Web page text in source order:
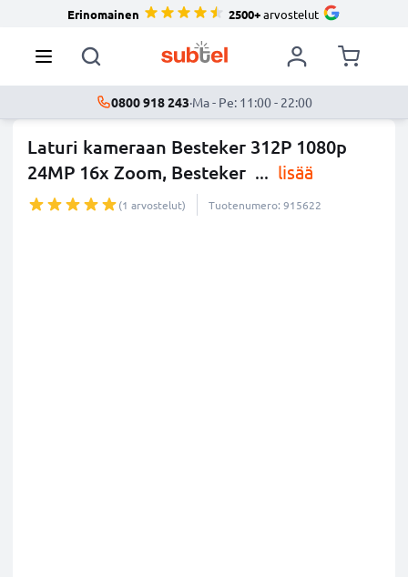
Erinomainen 2500+arvostelut
0800 918 243·Ma - Pe: 11:00 - 22:00
Laturi kameraan Besteker 312P 1080p
24MP 16x Zoom, Besteker ... lisää
(1 arvostelut) Tuotenumero: 915622